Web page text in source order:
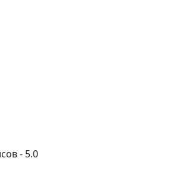
- 5.0